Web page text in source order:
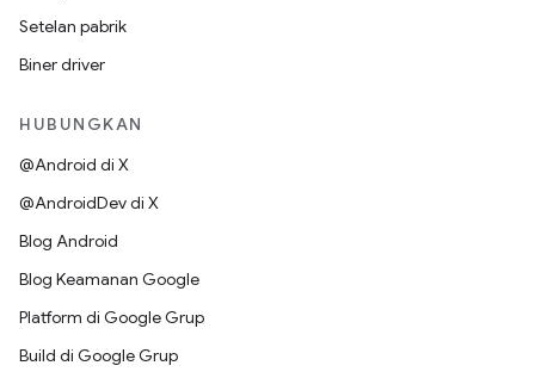
Setelan pabrik
Biner driver
HUBUNGKAN
@Android di X
@AndroidDev di X
Blog Android
Blog Keamanan Google
Platform di Google Grup
Build di Google Grup